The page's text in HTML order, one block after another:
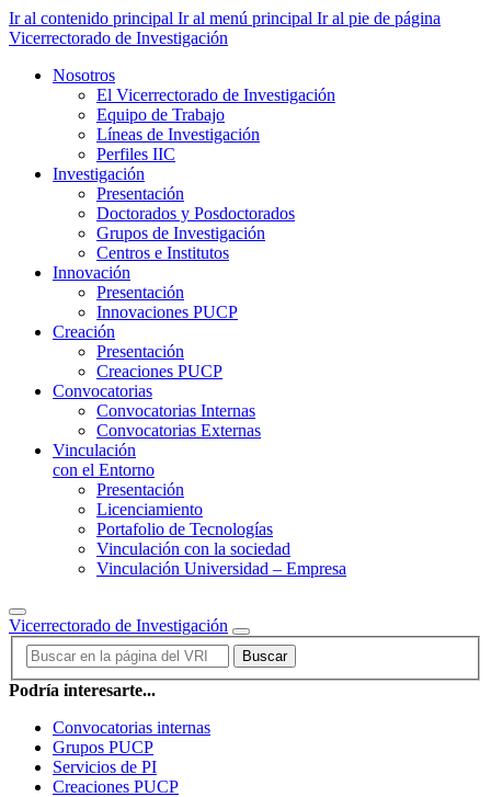
Ir al contenido principal Ir al menú principal Ir al pie de página
Vicerrectorado de Investigación
Nosotros
El Vicerrectorado de Investigación
Equipo de Trabajo
Líneas de Investigación
Perfiles IIC
Investigación
Presentación
Doctorados y Posdoctorados
Grupos de Investigación
Centros e Institutos
Innovación
Presentación
Innovaciones PUCP
Creación
Presentación
Creaciones PUCP
Convocatorias
Convocatorias Internas
Convocatorias Externas
Vinculación
con el Entorno
Presentación
Licenciamiento
Portafolio de Tecnologías
Vinculación con la sociedad
Vinculación Universidad – Empresa
Vicerrectorado de Investigación
Buscar
Podría interesarte...
Convocatorias internas
Grupos PUCP
Servicios de PI
Creaciones PUCP